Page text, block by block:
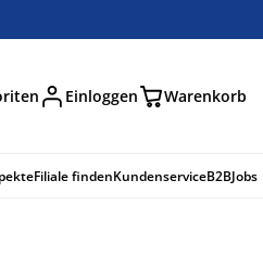
Einloggen Warenkorb
Filiale findenKundenserviceB2BJobs